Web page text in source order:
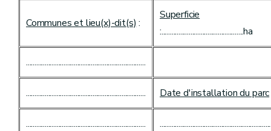
Communes et lieu(x)-dit(s) :
Superficie
:................................................ha
......................................................................
...................................................................... Date d'installation du parc
......................................................................